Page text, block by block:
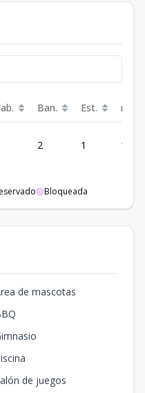
Ban. Est. m²
2 1
Bloqueada
de mascotas
de juegos